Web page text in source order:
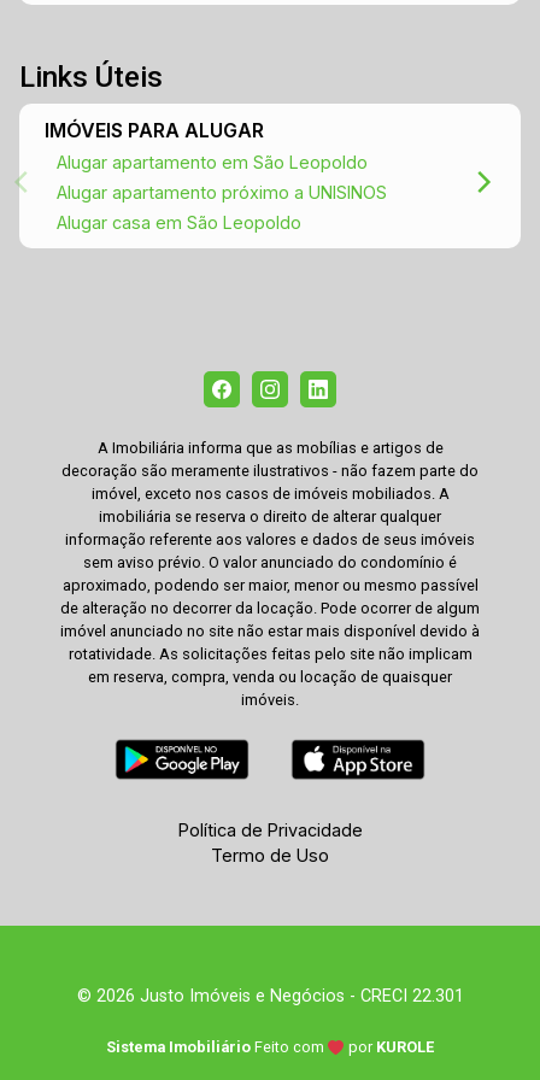
Links Úteis
IMÓVEIS PARA ALUGAR
Alugar apartamento em São Leopoldo
Alugar apartamento próximo a UNISINOS
Alugar casa em São Leopoldo
A Imobiliária informa que as mobílias e artigos de
decoração são meramente ilustrativos - não fazem parte do
imóvel, exceto nos casos de imóveis mobiliados. A
imobiliária se reserva o direito de alterar qualquer
informação referente aos valores e dados de seus imóveis
sem aviso prévio. O valor anunciado do condomínio é
aproximado, podendo ser maior, menor ou mesmo passível
de alteração no decorrer da locação. Pode ocorrer de algum
imóvel anunciado no site não estar mais disponível devido à
rotatividade. As solicitações feitas pelo site não implicam
em reserva, compra, venda ou locação de quaisquer
imóveis.
Política de Privacidade
Termo de Uso
© 2026 Justo Imóveis e Negócios - CRECI 22.301
Sistema Imobiliário Feito com por KUROLE